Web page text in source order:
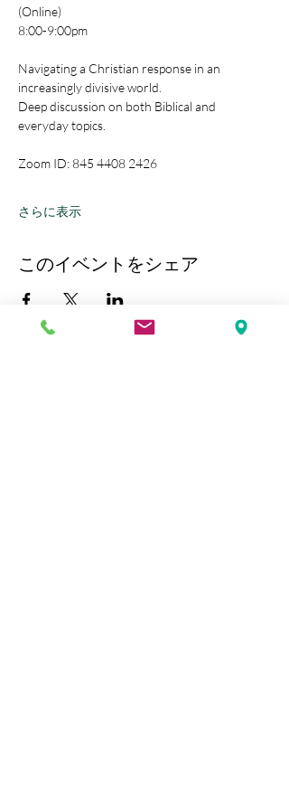
(Online)
8:00-9:00pm
Navigating a Christian response in an
increasingly divisive world.
Deep discussion on both Biblical and
everyday topics.
Zoom ID: 845 4408 2426
さらに表示
このイベントをシェア